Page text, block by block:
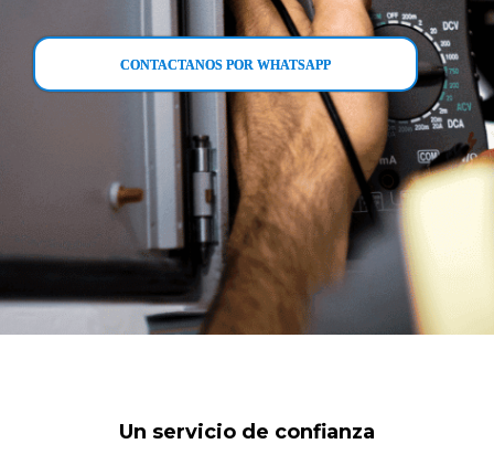
CONTACTANOS POR WHATSAPP
Un servicio de confianza